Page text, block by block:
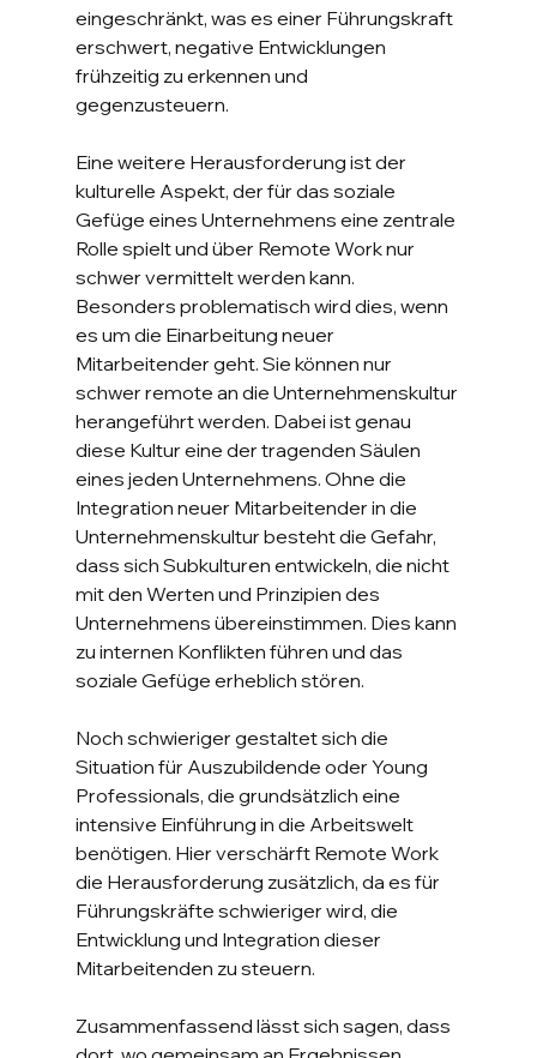
eingeschränkt, was es einer Führungskraft
erschwert, negative Entwicklungen
frühzeitig zu erkennen und
gegenzusteuern.
Eine weitere Herausforderung ist der
kulturelle Aspekt, der für das soziale
Gefüge eines Unternehmens eine zentrale
Rolle spielt und über Remote Work nur
schwer vermittelt werden kann.
Besonders problematisch wird dies, wenn
es um die Einarbeitung neuer
Mitarbeitender geht. Sie können nur
schwer remote an die Unternehmenskultur
herangeführt werden. Dabei ist genau
diese Kultur eine der tragenden Säulen
eines jeden Unternehmens. Ohne die
Integration neuer Mitarbeitender in die
Unternehmenskultur besteht die Gefahr,
dass sich Subkulturen entwickeln, die nicht
mit den Werten und Prinzipien des
Unternehmens übereinstimmen. Dies kann
zu internen Konflikten führen und das
soziale Gefüge erheblich stören.
Noch schwieriger gestaltet sich die
Situation für Auszubildende oder Young
Professionals, die grundsätzlich eine
intensive Einführung in die Arbeitswelt
benötigen. Hier verschärft Remote Work
die Herausforderung zusätzlich, da es für
Führungskräfte schwieriger wird, die
Entwicklung und Integration dieser
Mitarbeitenden zu steuern.
Zusammenfassend lässt sich sagen, dass